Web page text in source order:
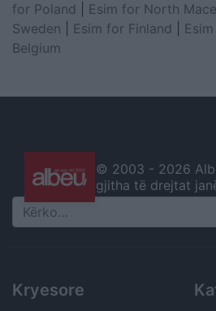
for Poland
Esim for North
Sweden
Esim for Finland
Belgium
© 2003 - 2026
gjitha të drejtat
Search
Kryesore